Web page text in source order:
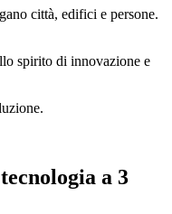
città, edifici e persone.
spirito di innovazione e
a 3